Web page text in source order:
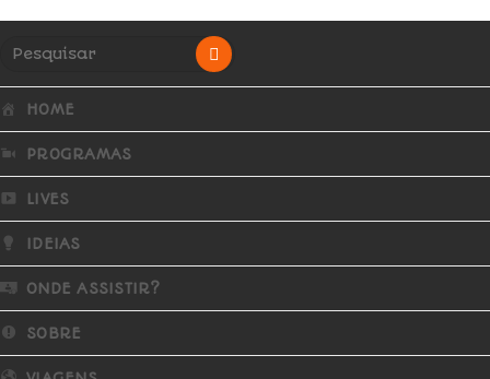
HOME
PROGRAMAS
LIVES
IDEIAS
ONDE ASSISTIR?
SOBRE